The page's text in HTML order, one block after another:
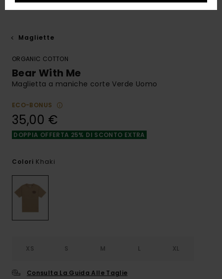
Magliette
ORGANIC COTTON
Bear With Me
Maglietta a maniche corte Verde Uomo
ECO-BONUS
35,00 €
DOPPIA OFFERTA 25% DI SCONTO EXTRA
Colori Khaki
XS S M L XL
Consulta La Guida Alle Taglie